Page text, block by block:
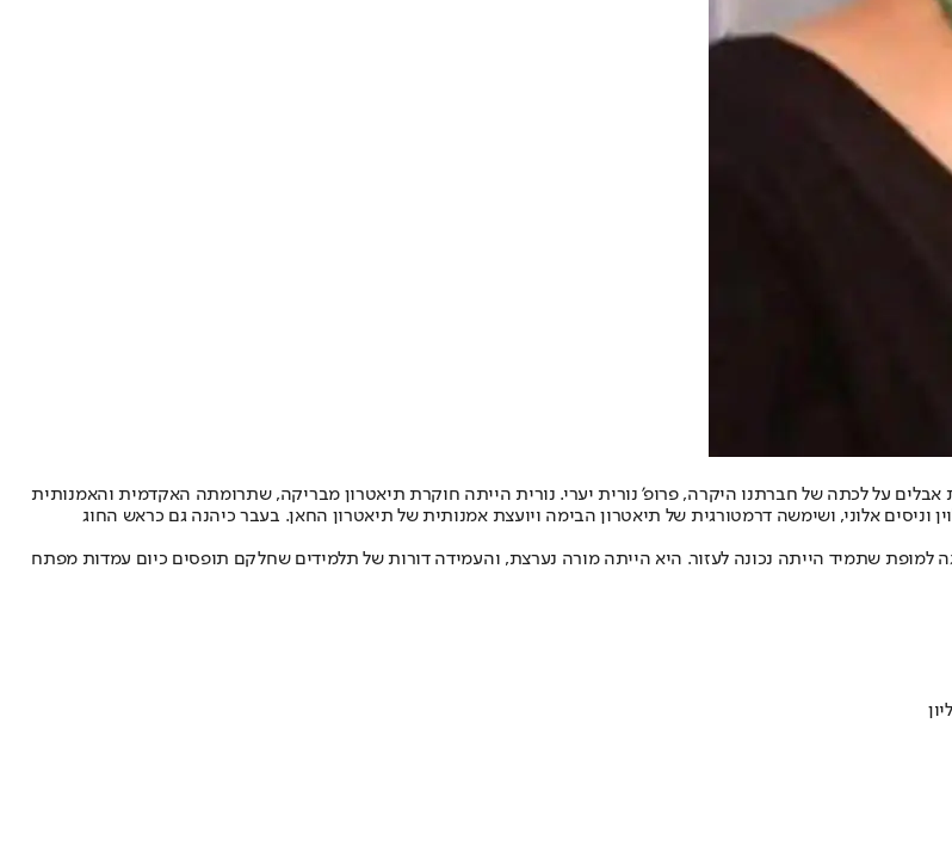
אבלים על לכתה של חברתנו היקרה, פרופ’ נורית יערי. נורית הייתה חוקרת תיאטרון מבריקה, שתרומתה האקדמית והאמנותית
וניסים אלוני, ושימשה דרמטורגית של תיאטרון הבימה ויועצת אמנותית של תיאטרון החאן. בעבר כיהנה גם כראש החוג
למופת שתמיד הייתה נכונה לעזור. היא הייתה מורה נערצת, והעמידה דורות של תלמידים שחלקם תופסים כיום עמדות מפתח